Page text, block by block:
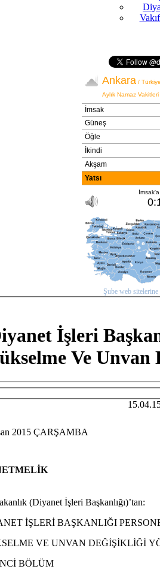
Şube web sitelerine
İşleri
Ve
2015 ÇARŞAMBA
(Diyanet İşleri Başkanlığı)’tan:
İŞLERİ BAŞKANLIĞI
VE UNVAN DEĞİŞİKLİĞİ
BÖLÜM